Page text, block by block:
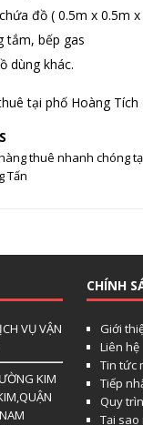
đồ ( 0.5m x 0.5m x
tắm, bếp gas
dùng khác.
tại phố Hoàng Tích
thuê nhanh chóng
Tấn
VỤ VẬN
KIM
CHÍNH
Giới
Liên hệ
Tin tức
Tiếp
Quy
Tại sao